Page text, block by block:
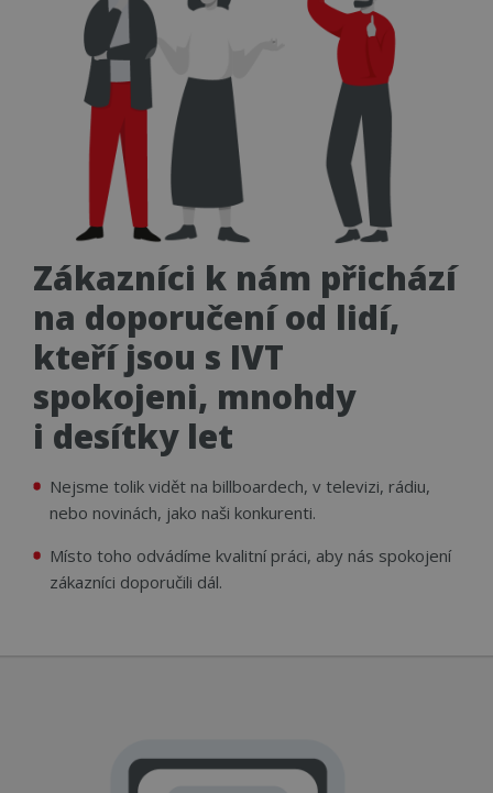
Zákazníci k nám přichází
na doporučení od lidí,
kteří jsou s IVT
spokojeni, mnohdy
i desítky let
Nejsme tolik vidět na billboardech, v televizi, rádiu,
nebo novinách, jako naši konkurenti.
Místo toho odvádíme kvalitní práci, aby nás spokojení
zákazníci doporučili dál.